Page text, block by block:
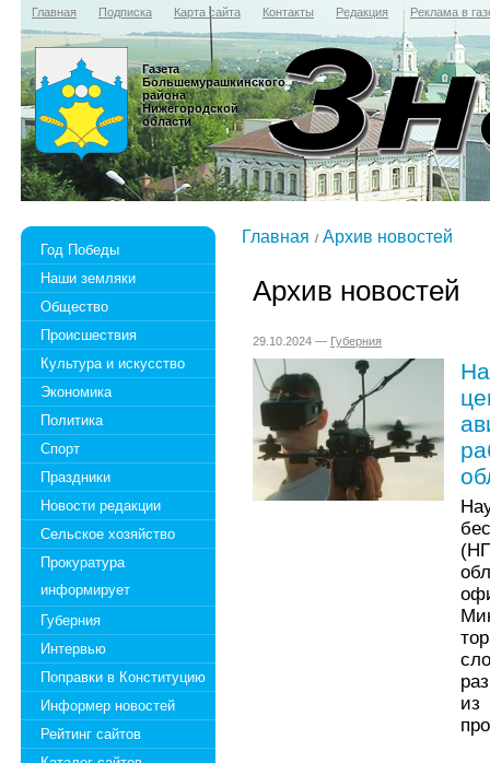
Главная Подписка Карта сайта Контакты Редакция Реклама в
Газета
Большемурашкинского
района
Нижегородской
области
Год Победы
Наши земляки
Общество
Происшествия
Культура и искусство
Экономика
Политика
Спорт
Праздники
Новости редакции
Сельское хозяйство
Прокуратура
информирует
Губерния
Интервью
Поправки в Конституцию
Информер новостей
Рейтинг сайтов
Главная Архив новостей
Архив новостей
29.10.2024 — Губерния